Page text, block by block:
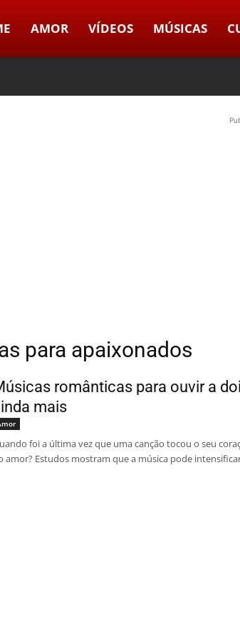
AMOR VÍDEOS MÚSICAS
para apaixonados
românticas para ouvir a
mais
foi a última vez que uma canção tocou o seu
amor? Estudos mostram que a música pode